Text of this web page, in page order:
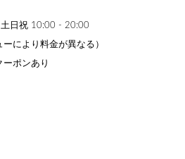
日祝 10:00 - 20:00
により料金が異なる）
ーポンあり